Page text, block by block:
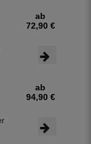
ab
72,90 €
ab
94,90 €